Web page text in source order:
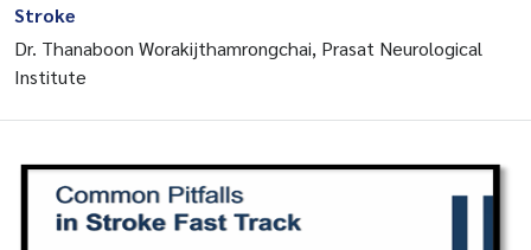
Stroke
Dr. Thanaboon Worakijthamrongchai, Prasat Neurological
Institute